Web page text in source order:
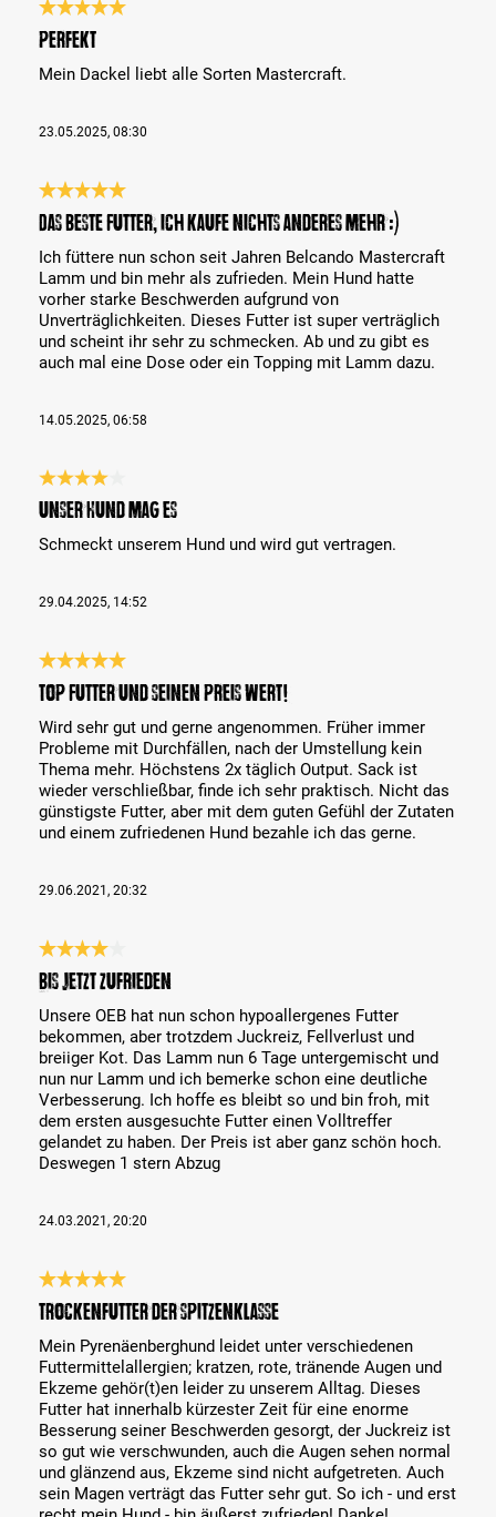
Évaluation avec une note de 5 sur 5 étoiles
Perfekt
Mein Dackel liebt alle Sorten Mastercraft.
23.05.2025, 08:30
Évaluation avec une note de 5 sur 5 étoiles
Das beste Futter, ich kaufe nichts anderes mehr :)
Ich füttere nun schon seit Jahren Belcando Mastercraft
Lamm und bin mehr als zufrieden. Mein Hund hatte
vorher starke Beschwerden aufgrund von
Unverträglichkeiten. Dieses Futter ist super verträglich
und scheint ihr sehr zu schmecken. Ab und zu gibt es
auch mal eine Dose oder ein Topping mit Lamm dazu.
14.05.2025, 06:58
Évaluation avec une note de 4 sur 5 étoiles
Unser Hund mag es
Schmeckt unserem Hund und wird gut vertragen.
29.04.2025, 14:52
Évaluation avec une note de 5 sur 5 étoiles
TOP Futter und seinen Preis wert!
Wird sehr gut und gerne angenommen. Früher immer
Probleme mit Durchfällen, nach der Umstellung kein
Thema mehr. Höchstens 2x täglich Output. Sack ist
wieder verschließbar, finde ich sehr praktisch. Nicht das
günstigste Futter, aber mit dem guten Gefühl der Zutaten
und einem zufriedenen Hund bezahle ich das gerne.
29.06.2021, 20:32
Évaluation avec une note de 4 sur 5 étoiles
Bis jetzt zufrieden
Unsere OEB hat nun schon hypoallergenes Futter
bekommen, aber trotzdem Juckreiz, Fellverlust und
breiiger Kot. Das Lamm nun 6 Tage untergemischt und
nun nur Lamm und ich bemerke schon eine deutliche
Verbesserung. Ich hoffe es bleibt so und bin froh, mit
dem ersten ausgesuchte Futter einen Volltreffer
gelandet zu haben. Der Preis ist aber ganz schön hoch.
Deswegen 1 stern Abzug
24.03.2021, 20:20
Évaluation avec une note de 5 sur 5 étoiles
Trockenfutter der Spitzenklasse
Mein Pyrenäenberghund leidet unter verschiedenen
Futtermittelallergien; kratzen, rote, tränende Augen und
Ekzeme gehör(t)en leider zu unserem Alltag. Dieses
Futter hat innerhalb kürzester Zeit für eine enorme
Besserung seiner Beschwerden gesorgt, der Juckreiz ist
so gut wie verschwunden, auch die Augen sehen normal
und glänzend aus, Ekzeme sind nicht aufgetreten. Auch
sein Magen verträgt das Futter sehr gut. So ich - und erst